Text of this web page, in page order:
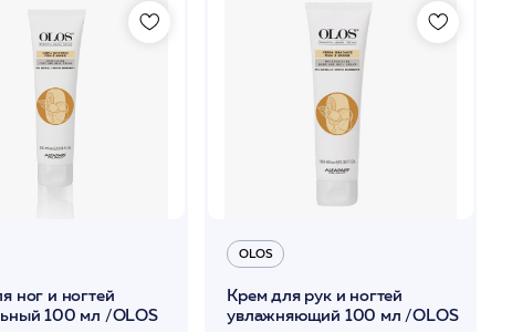
ног и ногтей
100 мл /OLOS
OLOS
Крем для рук и ногтей
увлажняющий 100 мл /OLOS